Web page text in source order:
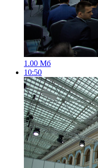
1.00 Мб
10:50